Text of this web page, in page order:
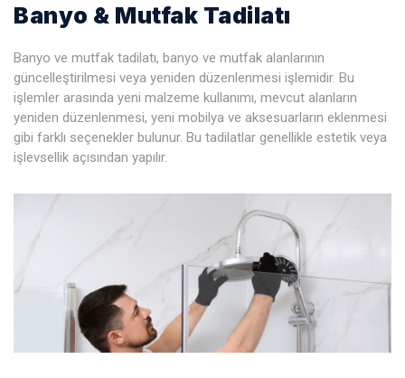
Banyo & Mutfak Tadilatı
Banyo ve mutfak tadilatı, banyo ve mutfak alanlarının
güncelleştirilmesi veya yeniden düzenlenmesi işlemidir. Bu
işlemler arasında yeni malzeme kullanımı, mevcut alanların
yeniden düzenlenmesi, yeni mobilya ve aksesuarların eklenmesi
gibi farklı seçenekler bulunur. Bu tadilatlar genellikle estetik veya
işlevsellik açısından yapılır.